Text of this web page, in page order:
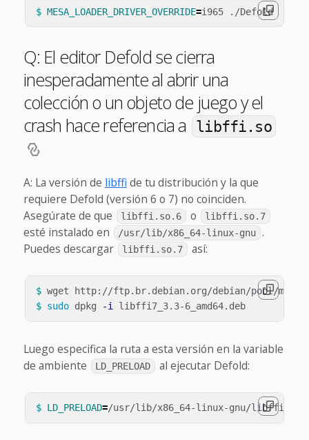
$ MESA_LOADER_DRIVER_OVERRIDE= i965 ./Defold
Q: El editor Defold se cierra
inesperadamente al abrir una
colección o un objeto de juego y el
crash hace referencia a
libffi.so
A: La versión de libffide tu distribución y la que
requiere Defold (versión 6 o 7) no coinciden.
Asegúrate de que
libffi.so.6 o libffi.so.7
esté instalado en /usr/lib/x86_64-linux-gnu .
Puedes descargar
libffi.so.7 así:
$
$ sudo dpkg -i
Luego especifica la ruta a esta versión en la variable
de ambiente
LD_PRELOAD al ejecutar Defold:
$ LD_PRELOAD=